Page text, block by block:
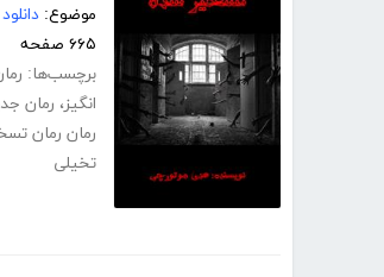
موضوع:
۶۶۵ صفحه
برچسب‌ها:
انگیز، رمان
رمان رمان
تخیلی